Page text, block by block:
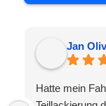
Jan
Hatte mein